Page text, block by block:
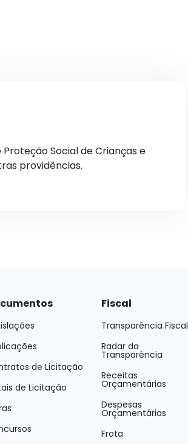
Social de Crianças e
providências.
de Licitação
de Licitação
Fiscal
Transparência Fiscal
Radar da
Transparência
Receitas
Orçamentárias
Despesas
Orçamentárias
Frota